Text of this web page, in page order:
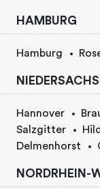
HAMBURG
Hamburg
Hannover
Salzgitter
Delmenhorst
NORDRHEIN-